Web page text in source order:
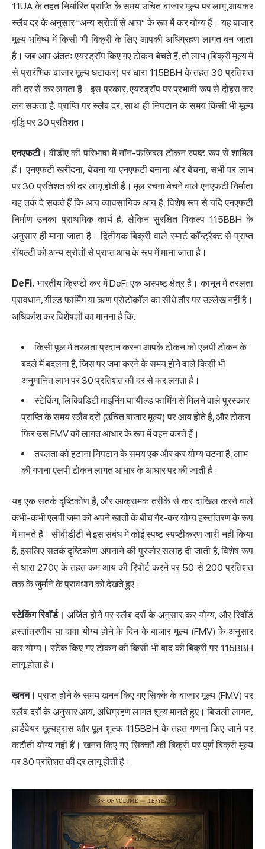
11UA के तहत निर्धारित प्राप्ति के समय उचित बाजार मूल्य पर लागू आयकर
स्लैब दर के अनुसार "अन्य स्रोतों से आय" के रूप में कर योग्य हैं। यह बाजार
मूल्य भविष्य में किसी भी बिक्री के लिए आपकी अधिग्रहण लागत बन जाता
है। जब आप अंततः एयरड्रॉप किए गए टोकन बेचते हैं, तो लाभ (बिक्री मूल्य में
से प्रारंभिक बाजार मूल्य घटाकर) पर धारा 115BBH के तहत 30 प्रतिशत
की दर से कर लगता है। इस प्रकार, एयरड्रॉप पर प्रभावी रूप से दोहरा कर
लग सकता है: प्राप्ति पर स्लैब दर, साथ ही निपटान के समय किसी भी मूल्य
वृद्धि पर 30 प्रतिशत।
एनएफटी। वीडीए की परिभाषा में नॉन-फंजिबल टोकन स्पष्ट रूप से शामिल
हैं। एनएफटी खरीदना, बेचना या एनएफटी बनाना और बेचना, सभी पर लाभ
पर 30 प्रतिशत की दर लागू होती है। मूल रचना बेचने वाले एनएफटी निर्माता
यह तर्क दे सकते हैं कि आय व्यावसायिक आय है, विशेष रूप से यदि एनएफटी
निर्माण उनका प्राथमिक कार्य है, लेकिन सुरक्षित विकल्प 115BBH के
अनुसार ही माना जाता है। द्वितीयक बिक्री वाले स्मार्ट कॉन्ट्रैक्ट से प्राप्त
रॉयल्टी को अन्य स्रोतों से प्राप्त आय के रूप में माना जाता है।
DeFi. भारतीय क्रिप्टो कर में DeFi एक अस्पष्ट क्षेत्र है। कानून में तरलता
प्रावधान, यील्ड फार्मिंग या ऋण प्रोटोकॉल का सीधे तौर पर उल्लेख नहीं है।
अधिकांश कर विशेषज्ञों का मानना है कि:
किसी पूल में तरलता प्रदान करना आपके टोकन को एलपी टोकन के
बदले में बदलना है, जिस पर जमा करने के समय होने वाले किसी भी
अनुमानित लाभ पर 30 प्रतिशत की दर से कर लगता है।
स्टेकिंग, लिक्विडिटी माइनिंग या यील्ड फार्मिंग से मिलने वाले पुरस्कार
प्राप्ति के समय स्लैब दरों (उचित बाजार मूल्य) पर आय होते हैं, और टोकन
फिर उस FMV को लागत आधार के रूप में वहन करते हैं।
तरलता को हटाना निपटान के समय एक और कर योग्य घटना है, लाभ
की गणना एलपी टोकन लागत आधार के आधार पर की जाती है।
यह एक सतर्क दृष्टिकोण है, और आक्रामक तरीके से कर दाखिल करने वाले
कभी-कभी एलपी जमा को अपने खातों के बीच गैर-कर योग्य हस्तांतरण के रूप
में मानते हैं। सीबीडीटी ने इस संबंध में कोई स्पष्ट स्पष्टीकरण जारी नहीं किया
है, इसलिए सतर्क दृष्टिकोण अपनाने की पुरजोर सलाह दी जाती है, विशेष रूप
से धारा 270ए के तहत कम आय की रिपोर्ट करने पर 50 से 200 प्रतिशत
तक के जुर्माने के प्रावधान को देखते हुए।
स्टेकिंग रिवॉर्ड। अर्जित होने पर स्लैब दरों के अनुसार कर योग्य, और रिवॉर्ड
हस्तांतरणीय या दावा योग्य होने के दिन के बाजार मूल्य (FMV) के अनुसार
कर योग्य। स्टेक किए गए टोकन की किसी भी बाद की बिक्री पर 115BBH
लागू होता है।
खनन। प्राप्त होने के समय खनन किए गए सिक्के के बाजार मूल्य (FMV) पर
स्लैब दरों के अनुसार आय, अधिग्रहण लागत शून्य मानते हुए। बिजली लागत,
हार्डवेयर मूल्यह्रास और पूल शुल्क 115BBH के तहत गणना किए जाने पर
कटौती योग्य नहीं हैं। खनन किए गए सिक्कों की बिक्री पर पूर्ण बिक्री मूल्य
पर 30 प्रतिशत की दर लागू होती है।